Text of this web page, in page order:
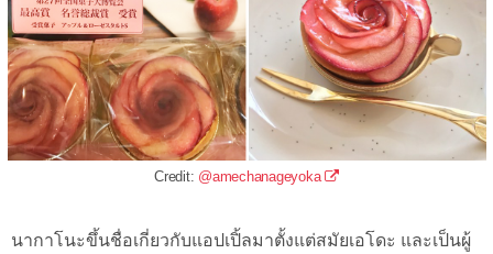
Credit: @amechanageyoka
นากาโนะขึ้นชื่อเกี่ยวกับแอปเปิ้ลมาตั้งแต่สมัยเอโดะ และเป็นผู้